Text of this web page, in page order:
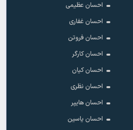
احسان عظیمی
احسان غفاری
احسان فروتن
احسان کارگر
احسان کیان
احسان نظری
احسان هایپر
احسان یاسین